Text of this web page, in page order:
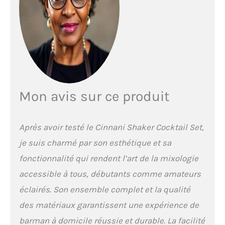
Bonne étanchéité à l'air:
Après un processus de
fabrication unique,le shaker
se ferme parfaitement pour
éviter que le liquide ne
s'échappe pendant
l'utilisation.Vous pouvez le
Application: Peut être
utilisé au bar, à une fête ou à
shake professionnel.Vous
tequila,du rhum,le gin,le
rhum,le brandy,le saké,le
Meilleur Cadeau: Le cadeau
parfait pour vos amis et votre
telles que Noël,Nouvel
An,anniversaire,Saint-
Mon avis sur ce produit
Après avoir testé le Cinnani Shaker Cocktail Set,
je suis charmé par son esthétique et sa
fonctionnalité qui rendent l’art de la mixologie
accessible à tous, débutants comme amateurs
éclairés. Son ensemble complet et la qualité
des matériaux garantissent une expérience de
barman à domicile réussie et durable. La facilité